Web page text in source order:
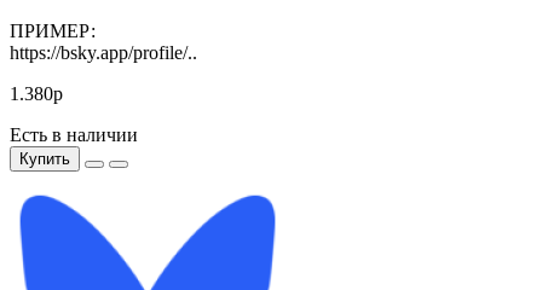
ПРИМЕР:
https://bsky.app/profile/..
1.380р
Есть в наличии
Купить